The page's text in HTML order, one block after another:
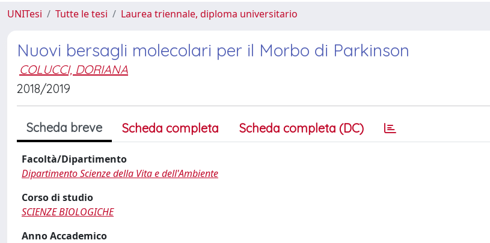
UNITesi Tutte le tesi Laurea triennale, diploma universitario
Nuovi bersagli molecolari per il Morbo di Parkinson
COLUCCI, DORIANA
2018/2019
Scheda breve Scheda completa Scheda completa (DC)
Facoltà/Dipartimento
Dipartimento Scienze della Vita e dell'Ambiente
Corso di studio
SCIENZE BIOLOGICHE
Anno Accademico